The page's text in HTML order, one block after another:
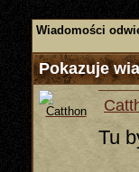
Wiadomości
Pokazuje
Tu